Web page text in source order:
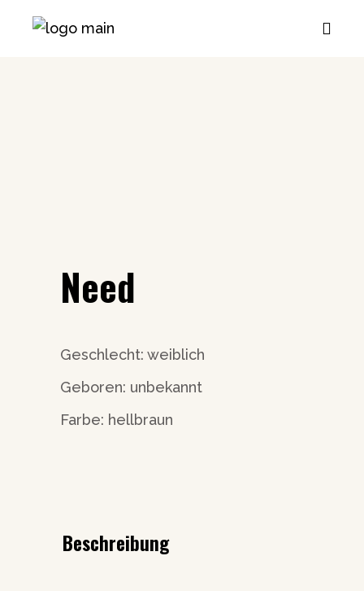
Need
Geschlecht: weiblich
Geboren: unbekannt
Farbe: hellbraun
Beschreibung